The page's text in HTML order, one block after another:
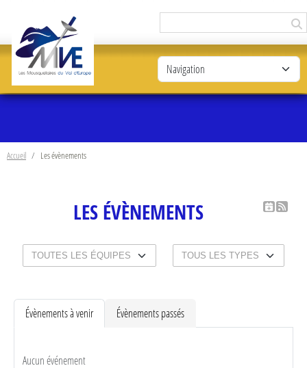
Accueil Les évènements
LES ÉVÈNEMENTS
Évènements à venir Évènements passés
Aucun événement